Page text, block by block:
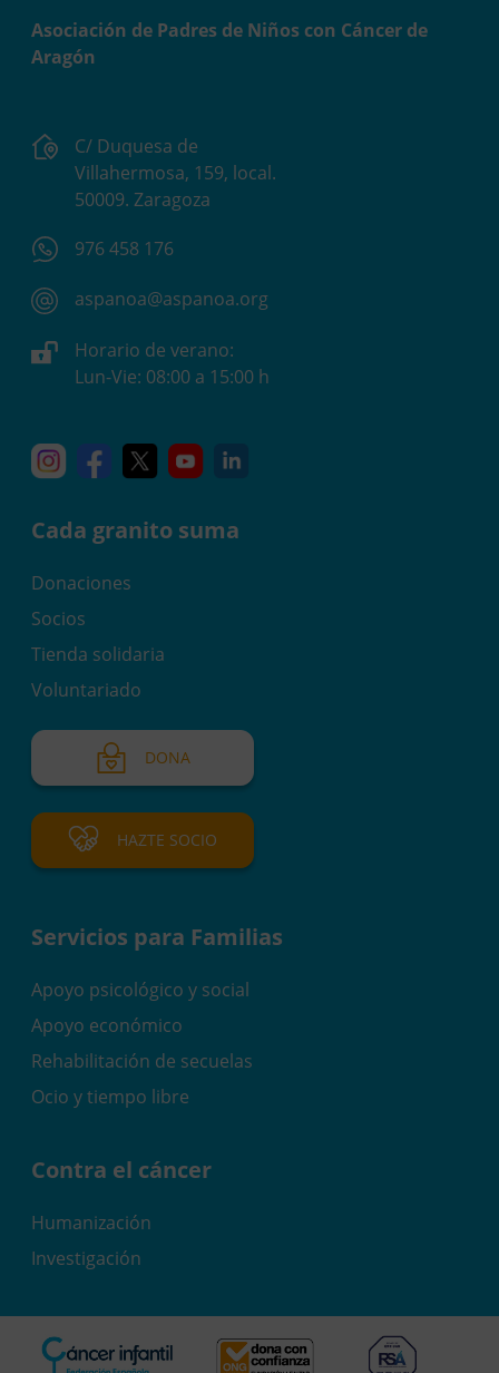
Asociación de Padres de Niños con Cáncer de
Aragón
C/ Duquesa de
Villahermosa, 159, local.
50009. Zaragoza
976 458 176
aspanoa@aspanoa.org
Horario de verano:
Lun-Vie: 08:00 a 15:00 h
InstagramFacebook
X YouTube
Cada granito suma
Donaciones
Socios
Tienda solidaria
Voluntariado
DONA
HAZTE SOCIO
Servicios para Familias
Apoyo psicológico y social
Apoyo económico
Rehabilitación de secuelas
Ocio y tiempo libre
Contra el cáncer
Humanización
Investigación